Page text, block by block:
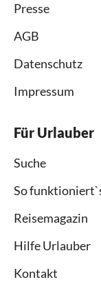
Presse
AGB
Datenschutz
Impressum
Für Urlauber
Suche
So
Reisemagazin
Hilfe Urlauber
Kontakt